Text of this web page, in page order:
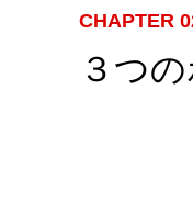
CHAPTER
３つ